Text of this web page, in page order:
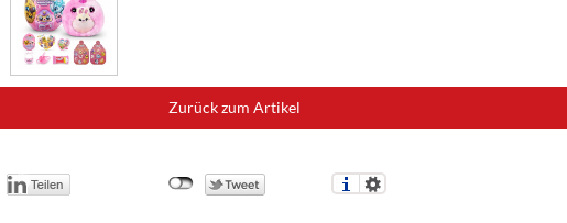
Zurück zum Artikel